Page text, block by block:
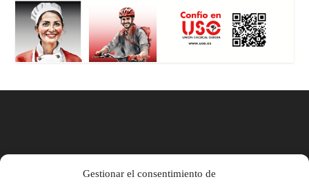
Gestionar el consentimiento de